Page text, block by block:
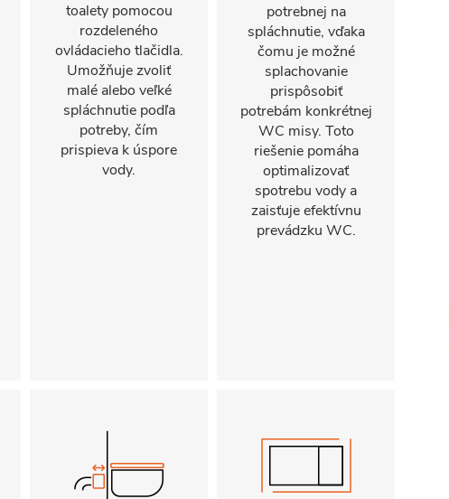
toalety pomocou
rozdeleného
ovládacieho tlačidla.
Umožňuje zvoliť
malé alebo veľké
spláchnutie podľa
potreby, čím
prispieva k úspore
vody.
potrebnej na
spláchnutie, vďaka
čomu je možné
splachovanie
prispôsobiť
potrebám konkrétnej
WC misy. Toto
riešenie pomáha
optimalizovať
spotrebu vody a
zaisťuje efektívnu
prevádzku WC.